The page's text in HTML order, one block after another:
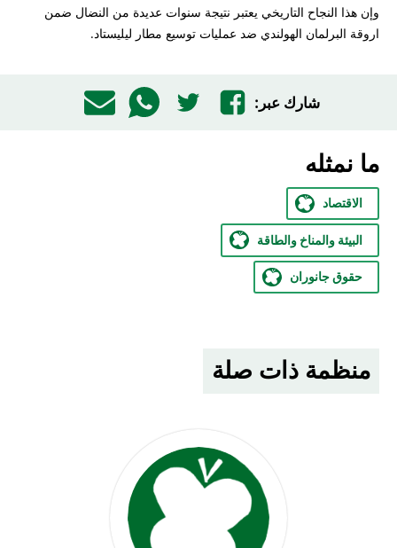
وإن هذا النجاح التاريخي يعتبر نتيجة سنوات عديدة من النضال ضمن
اروقة البرلمان الهولندي ضد عمليات توسيع مطار ليليستاد.
شارك عبر:
ما نمثله
الاقتصاد
البيئة والمناخ والطاقة
حقوق جانوران
منظمة ذات صلة